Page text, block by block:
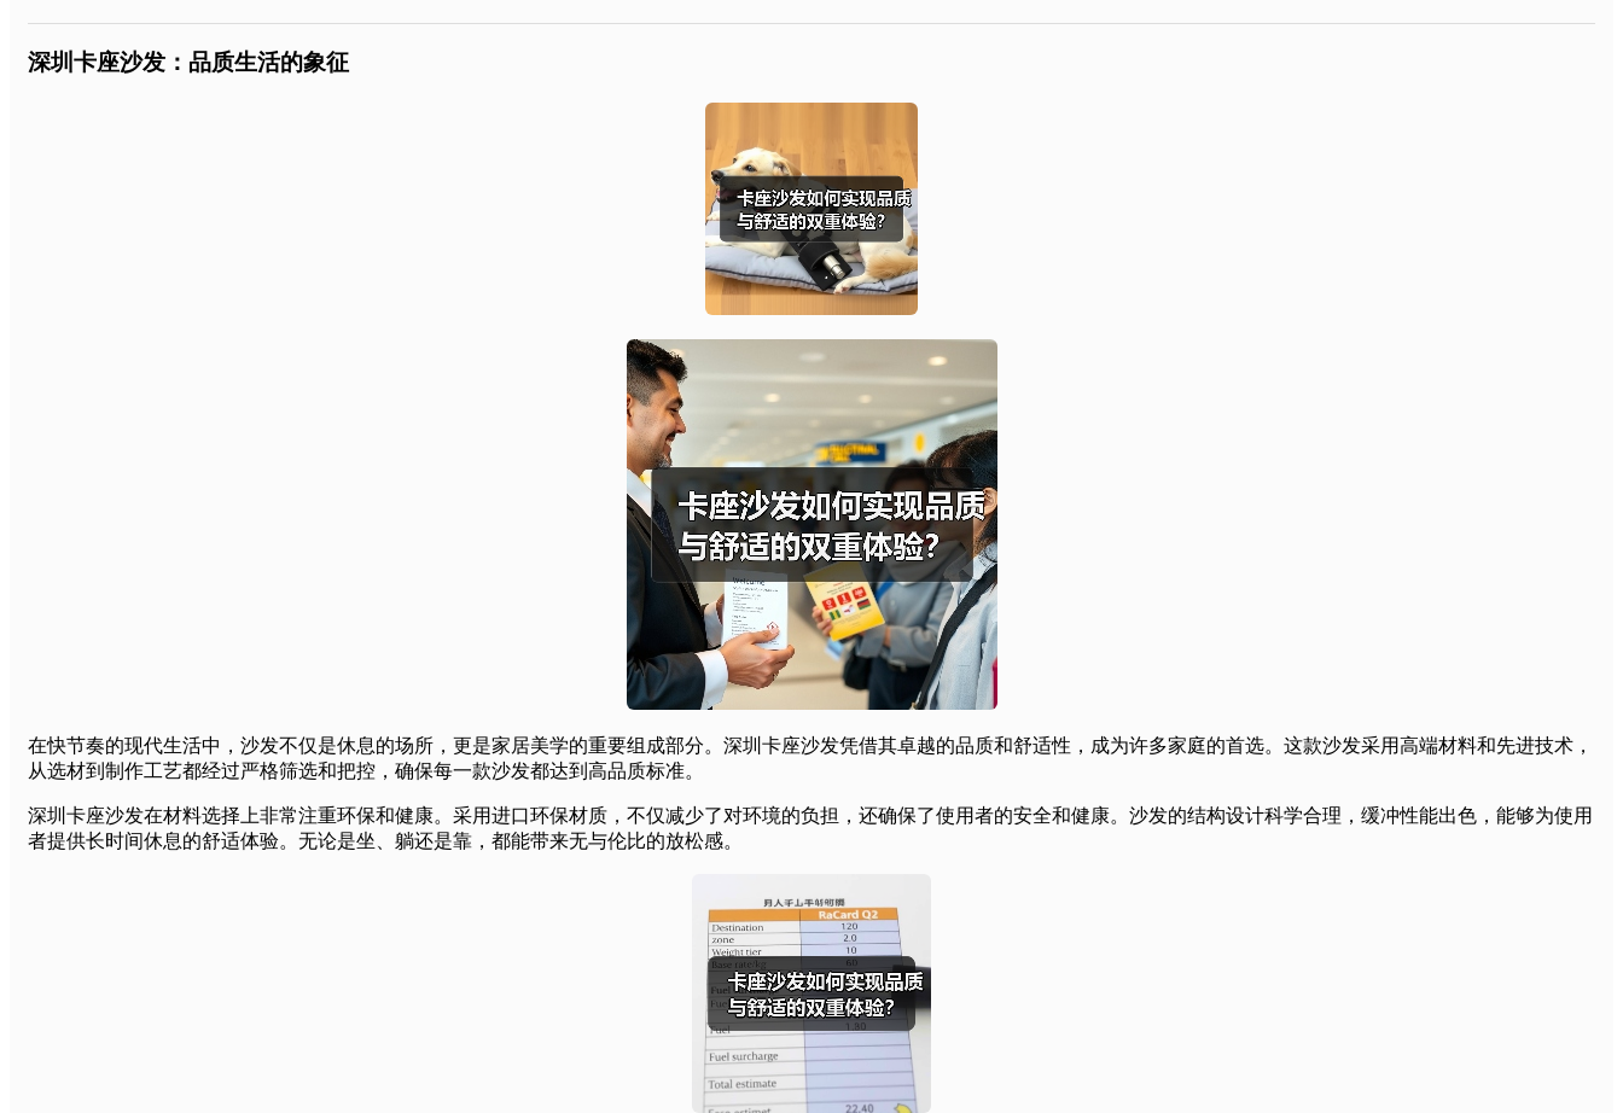
深圳卡座沙发：品质生活的象征
在快节奏的现代生活中，沙发不仅是休息的场所，更是家居美学的重要组成部分。深圳卡座沙发凭借其卓越的品质和舒适性，成为许多家庭的首选。这款沙发采用高端材料和先进技术，
从选材到制作工艺都经过严格筛选和把控，确保每一款沙发都达到高品质标准。
深圳卡座沙发在材料选择上非常注重环保和健康。采用进口环保材质，不仅减少了对环境的负担，还确保了使用者的安全和健康。沙发的结构设计科学合理，缓冲性能出色，能够为使用
者提供长时间休息的舒适体验。无论是坐、躺还是靠，都能带来无与伦比的放松感。